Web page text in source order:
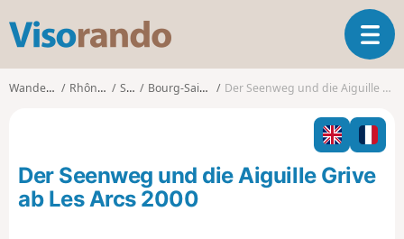
s
o
o
T
o
g
l
n
a
Wanderungen Rhône-Alpes Savoie Bourg-Saint-Maurice Der Seenweg und die Aiguille Grive ab Les Arcs 2000
Der Seenweg und die Aiguille Grive
ab Les Arcs 2000